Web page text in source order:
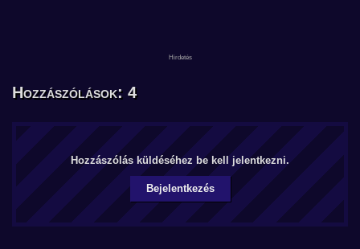
Hozzászólások: 4
Hozzászólás küldéséhez be kell jelentkezni.
Bejelentkezés